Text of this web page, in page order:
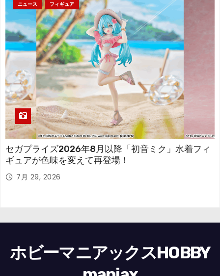
ニュース フィギュア
セガプライズ2026年8月以降「初音ミク」水着フィ
ギュアが色味を変えて再登場！
7月 29, 2026
ホビーマニアックスHOBBY